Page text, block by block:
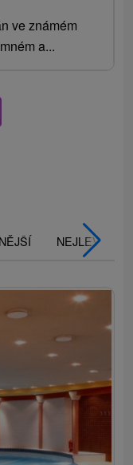
ve známém
a...
NEJLEVNĚJŠÍ